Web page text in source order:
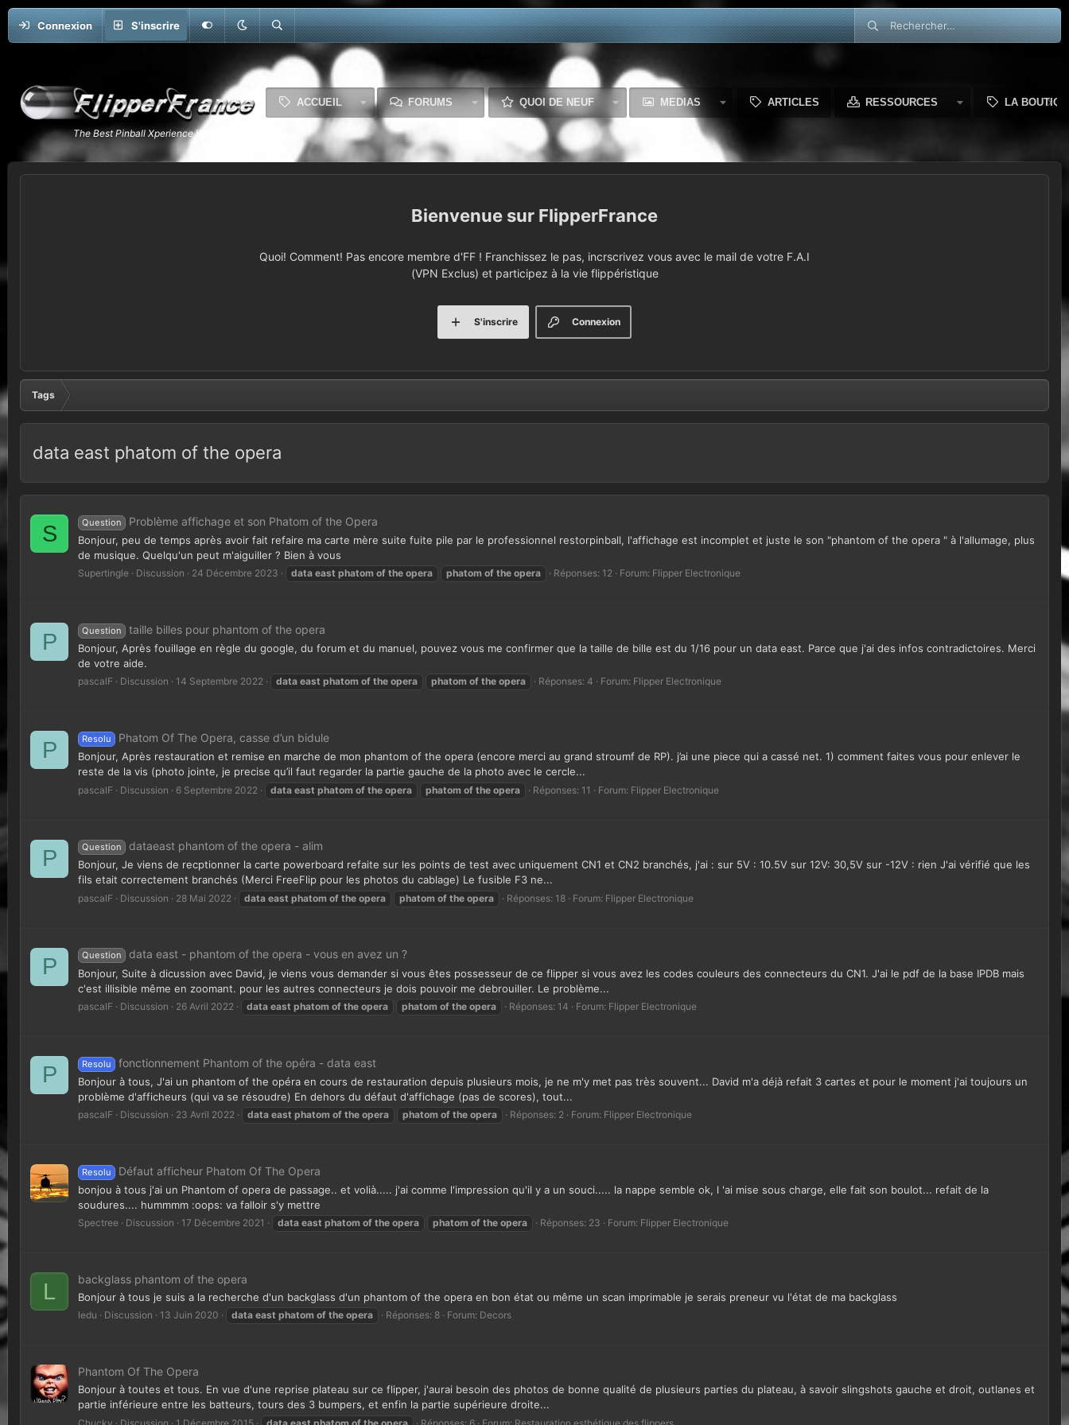
Connexion S'inscrire
ACCUEIL FORUMS QUOI DE NEUF MEDIAS ARTICLES RESSOURCES LA
FlipperFrance
Quoi! Comment! Pas encore membre d'FF ! Franchissez le pas, incrscrivez vous avec le mail de votre F.A.I
(VPN Exclus) et participez à la vie flippéristique
Connexion
S'inscrire
Tags
data east phatom of the opera
S Question Problème affichage et son Phatom of the Opera
Bonjour, peu de temps après avoir fait refaire ma carte mère suite fuite pile par le professionnel restorpinball, l'affichage est incomplet et juste le son "phantom of the opera " à l'allumage, plus
de musique. Quelqu'un peut m'aiguiller ? Bien à vous
Supertingle Discussion 24 Décembre 2023 data east phatom of the opera phatom of the opera Réponses: 12 Forum: Flipper Electronique
P Question taille billes pour phantom of the opera
Bonjour, Après fouillage en règle du google, du forum et du manuel, pouvez vous me confirmer que la taille de bille est du 1/16 pour un data east. Parce que j'ai des infos contradictoires. Merci
de votre aide.
pascalF Discussion 14 Septembre 2022 data east phatom of the opera phatom of the opera Réponses: 4 Forum: Flipper Electronique
P Resolu Phatom Of The Opera, casse d’un bidule
Bonjour, Après restauration et remise en marche de mon phantom of the opera (encore merci au grand stroumf de RP). j’ai une piece qui a cassé net. 1) comment faites vous pour enlever le
reste de la vis (photo jointe, je precise qu’il faut regarder la partie gauche de la photo avec le cercle...
pascalF Discussion 6 Septembre 2022 data east phatom of the opera phatom of the opera Réponses: 11 Forum: Flipper Electronique
P Question dataeast phantom of the opera - alim
Bonjour, Je viens de recptionner la carte powerboard refaite sur les points de test avec uniquement CN1 et CN2 branchés, j'ai : sur 5V : 10.5V sur 12V: 30,5V sur -12V : rien J'ai vérifié que les
fils etait correctement branchés (Merci FreeFlip pour les photos du cablage) Le fusible F3 ne...
pascalF Discussion 28 Mai 2022 data east phatom of the opera phatom of the opera Réponses: 18 Forum: Flipper Electronique
P Question data east - phantom of the opera - vous en avez un ?
Bonjour, Suite à dicussion avec David, je viens vous demander si vous êtes possesseur de ce flipper si vous avez les codes couleurs des connecteurs du CN1. J'ai le pdf de la base IPDB mais
c'est illisible même en zoomant. pour les autres connecteurs je dois pouvoir me debrouiller. Le problème...
pascalF Discussion 26 Avril 2022 data east phatom of the opera phatom of the opera Réponses: 14 Forum: Flipper Electronique
P Resolu fonctionnement Phantom of the opéra - data east
Bonjour à tous, J'ai un phantom of the opéra en cours de restauration depuis plusieurs mois, je ne m'y met pas très souvent... David m'a déjà refait 3 cartes et pour le moment j'ai toujours un
problème d'afficheurs (qui va se résoudre) En dehors du défaut d'affichage (pas de scores), tout...
pascalF Discussion 23 Avril 2022 data east phatom of the opera phatom of the opera Réponses: 2 Forum: Flipper Electronique
Resolu Défaut afficheur Phatom Of The Opera
bonjou à tous j'ai un Phantom of opera de passage.. et volià..... j'ai comme l'impression qu'il y a un souci..... la nappe semble ok, l 'ai mise sous charge, elle fait son boulot... refait de la
soudures.... hummmm :oops: va falloir s'y mettre
Spectree Discussion 17 Décembre 2021 data east phatom of the opera phatom of the opera Réponses: 23 Forum: Flipper Electronique
L backglass phantom of the opera
Bonjour à tous je suis a la recherche d'un backglass d'un phantom of the opera en bon état ou même un scan imprimable je serais preneur vu l'état de ma backglass
ledu Discussion 13 Juin 2020 data east phatom of the opera Réponses: 8 Forum: Decors
Phantom Of The Opera
Bonjour à toutes et tous. En vue d'une reprise plateau sur ce flipper, j'aurai besoin des photos de bonne qualité de plusieurs parties du plateau, à savoir slingshots gauche et droit, outlanes et
partie inférieure entre les batteurs, tours des 3 bumpers, et enfin la partie supérieure droite...